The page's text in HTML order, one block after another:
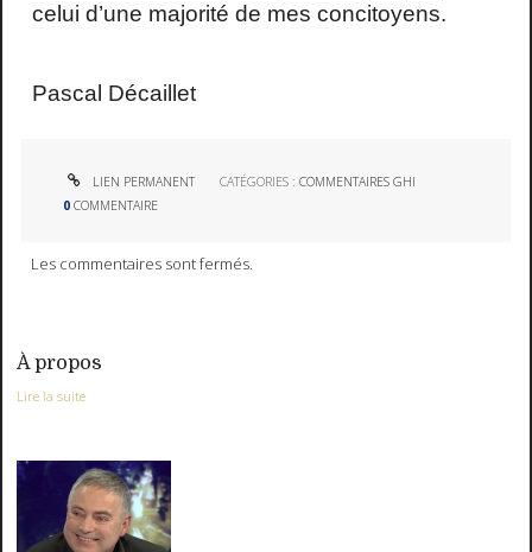
celui d’une majorité de mes concitoyens.
Pascal Décaillet
LIEN PERMANENT CATÉGORIES :COMMENTAIRES GHI
0 COMMENTAIRE
Les commentaires sont fermés.
À propos
Lire la suite